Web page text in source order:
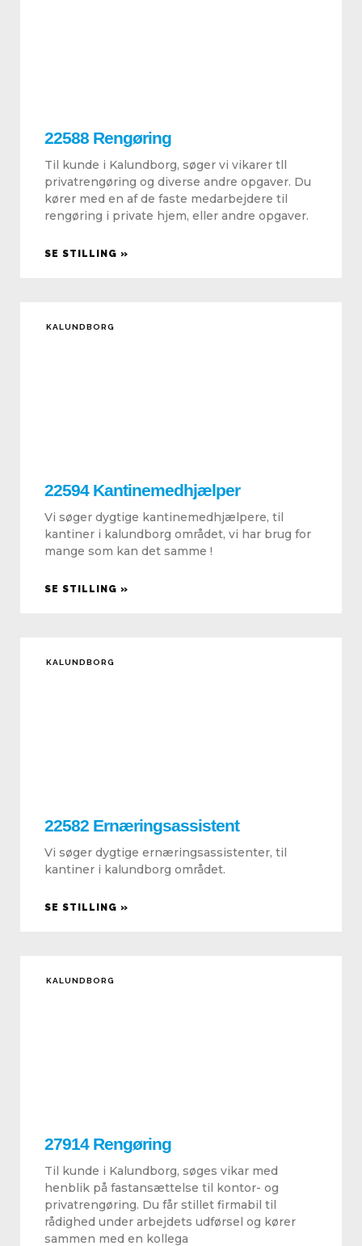
22588 Rengøring
Til kunde i Kalundborg, søger vi vikarer tll
privatrengøring og diverse andre opgaver. Du
kører med en af de faste medarbejdere til
rengøring i private hjem, eller andre opgaver.
SE STILLING »
KALUNDBORG
22594 Kantinemedhjælper
Vi søger dygtige kantinemedhjælpere, til
kantiner i kalundborg området, vi har brug for
mange som kan det samme !
SE STILLING »
KALUNDBORG
22582 Ernæringsassistent
Vi søger dygtige ernæringsassistenter, til
kantiner i kalundborg området.
SE STILLING »
KALUNDBORG
27914 Rengøring
Til kunde i Kalundborg, søges vikar med
henblik på fastansættelse til kontor- og
privatrengøring. Du får stillet firmabil til
rådighed under arbejdets udførsel og kører
sammen med en kollega